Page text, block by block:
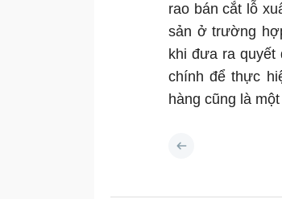
rao bán cắt lỗ
sản ở trường
khi đưa ra quyết
chính để thực
hàng cũng là